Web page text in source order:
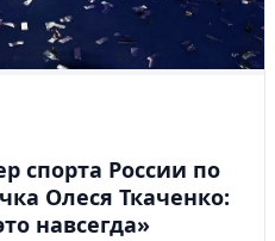
спорта России по
Олеся Ткаченко:
навсегда»